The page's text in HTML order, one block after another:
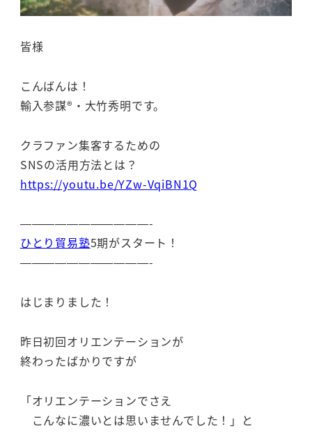
皆様
こんばんは！
輸入参謀®・大竹秀明です。
クラファン集客するための
SNSの活用方法とは？
https://youtu.be/YZw-VqiBN1Q
———————————-
ひとり貿易塾5期がスタート！
———————————-
はじまりました！
昨日初回オリエンテーションが
終わったばかりですが
「オリエンテーションでさえ
こんなに濃いとは思いませんでした！」と